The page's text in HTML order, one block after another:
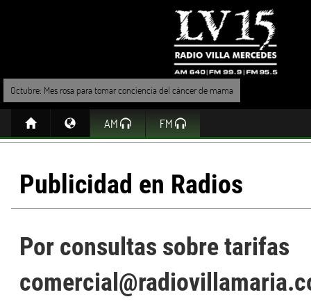
Octubre: Mes rosa para tomar conciencia del cáncer de mama
AM FM
Publicidad en Radios
Por consultas sobre tarifas